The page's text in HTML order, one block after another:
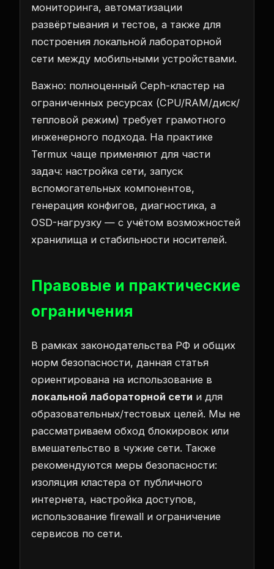
мониторинга, автоматизации
развёртывания и тестов, а также для
построения локальной лабораторной
сети между мобильными устройствами.
Важно: полноценный Ceph-кластер на
ограниченных ресурсах (CPU/RAM/диск/
тепловой режим) требует грамотного
инженерного подхода. На практике
Termux чаще применяют для части
задач: настройка сети, запуск
вспомогательных компонентов,
генерация конфигов, диагностика, а
OSD-нагрузку — с учётом возможностей
хранилища и стабильности носителей.
Правовые и практические
ограничения
В рамках законодательства РФ и общих
норм безопасности, данная статья
ориентирована на использование в
локальной лабораторной сети и для
образовательных/тестовых целей. Мы не
рассматриваем обход блокировок или
вмешательство в чужие сети. Также
рекомендуются меры безопасности:
изоляция кластера от публичного
интернета, настройка доступов,
использование firewall и ограничение
сервисов по сети.